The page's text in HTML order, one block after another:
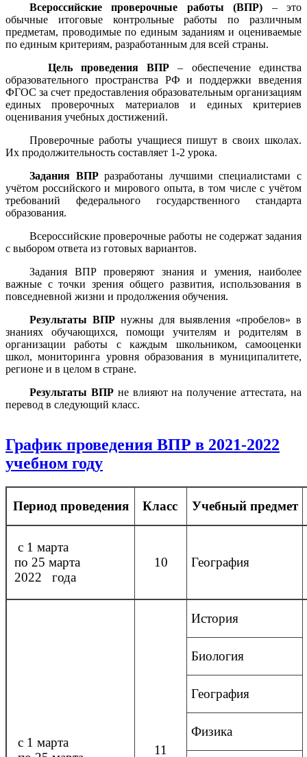
Всероссийские проверочные работы (ВПР) – это
обычные итоговые контрольные работы по различным
предметам, проводимые по единым заданиям и оцениваемые
по единым критериям, разработанным для всей страны.
Цель проведения ВПР – обеспечение единства
образовательного пространства РФ и поддержки введения
ФГОС за счет предоставления образовательным организациям
единых проверочных материалов и единых критериев
оценивания учебных достижений.
Проверочные работы учащиеся пишут в своих школах.
Их продолжительность составляет 1-2 урока.
Задания ВПРразработаны лучшими специалистами с
учётом российского и мирового опыта, в том числе с учётом
требований федерального государственного стандарта
образования.
Всероссийские проверочные работы не содержат задания
с выбором ответа из готовых вариантов.
Задания ВПР проверяют знания и умения, наиболее
важные с точки зрения общего развития, использования в
повседневной жизни и продолжения обучения.
Результаты ВПРнужны для выявления «пробелов» в
знаниях обучающихся, помощи учителям и родителям в
организации работы с каждым школьником, самооценки
школ, мониторинга уровня образования в муниципалитете,
регионе и в целом в стране.
Результаты ВПРне влияют на получение аттестата, на
перевод в следующий класс.
График проведения ВПР в 2021-2022
учебном году
Период проведения Класс Учебный предмет
с 1 марта
по 25 марта
2022 года
10 География
с 1 марта
11
История
Биология
География
Физика